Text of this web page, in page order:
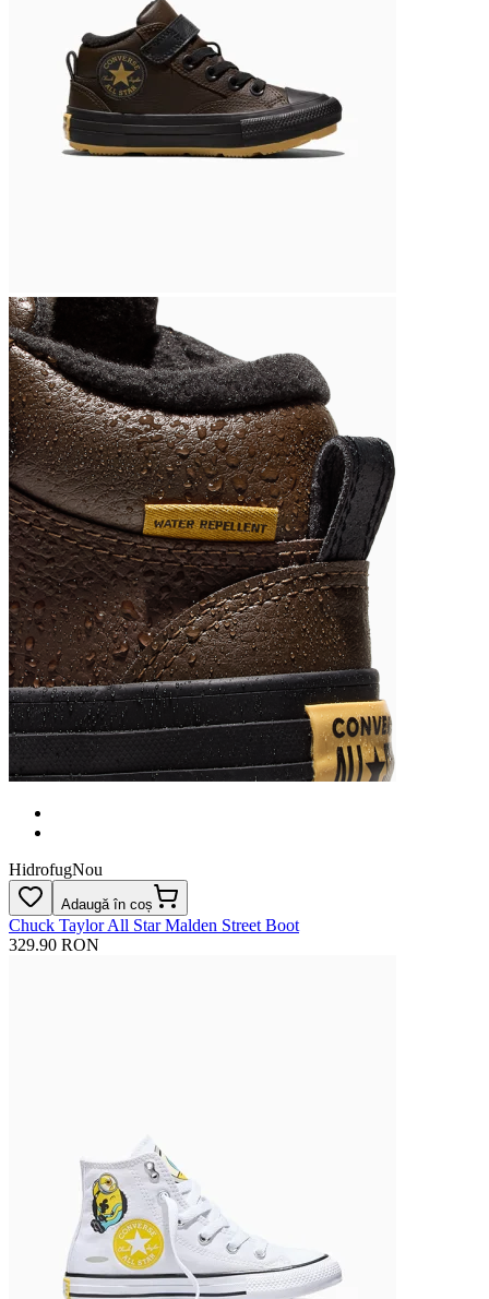
HidrofugNou
Adaugă în coș
Chuck Taylor All Star Malden Street Boot
329.90 RON